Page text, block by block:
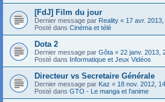
[FdJ] Film du jour
Dernier message par Reality « 17 avr.
Posté dans Cinéma et télé
Dota 2
Dernier message par Gôta « 22 janv. 2013,
Posté dans Informatique et Jeux Vidéos
Directeur vs Secretaire Générale
Dernier message par Kaz « 18 nov. 2012,
Posté dans GTO - Le manga et l'anime